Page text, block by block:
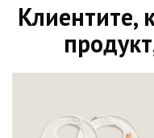
Клиентите,